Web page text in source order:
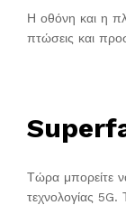
Η οθόνη και η
πτώσεις και
Τώρα μπορείτε
τεχνολογίας